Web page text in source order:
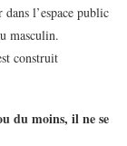
l’espace public
masculin.
construit
du moins, il ne se